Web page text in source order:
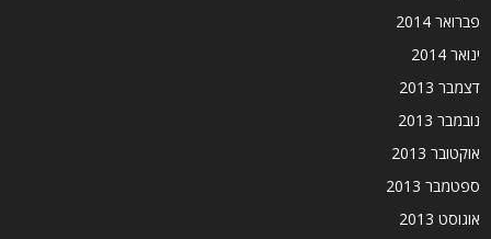
פברואר 2014
ינואר 2014
דצמבר 2013
נובמבר 2013
אוקטובר 2013
ספטמבר 2013
אוגוסט 2013